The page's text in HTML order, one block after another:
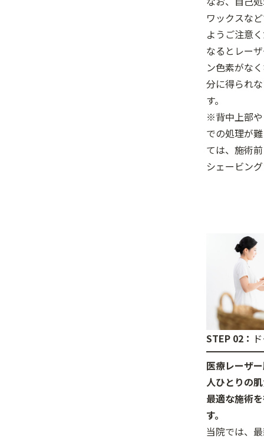
ワックスな
ようご注意
なるとレー
ン色素がな
分に得られ
す。
※背中上部
での処理が
ては、施術
シェービン
STEP 02：
医療レーザ
人ひとりの
最適な施術
す。
当院では、